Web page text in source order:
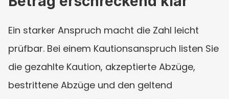
Ein starker Anspruch macht die Zahl leicht
prüfbar. Bei einem Kautionsanspruch listen Sie
die gezahlte Kaution, akzeptierte Abzüge,
bestrittene Abzüge und den geltend